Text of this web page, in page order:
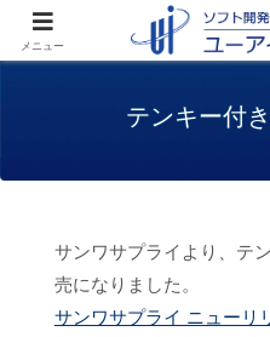
お知らせ
ス
テンキー付
サンワサプライより、テ
売になりました。
サンワサプライ ニューリ
メニュー